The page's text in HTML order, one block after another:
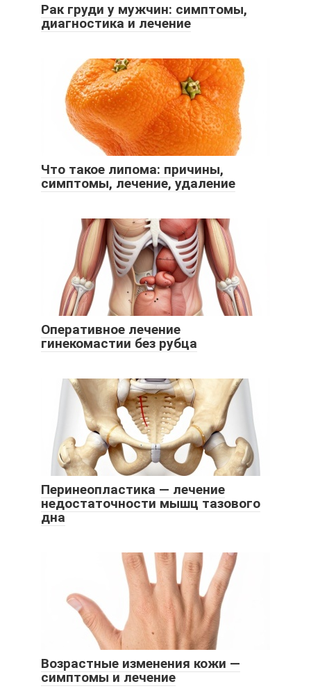
Рак груди у мужчин: симптомы,
диагностика и лечение
Что такое липома: причины,
симптомы, лечение, удаление
Оперативное лечение
гинекомастии без рубца
Перинеопластика — лечение
недостаточности мышц тазового
дна
Возрастные изменения кожи —
симптомы и лечение